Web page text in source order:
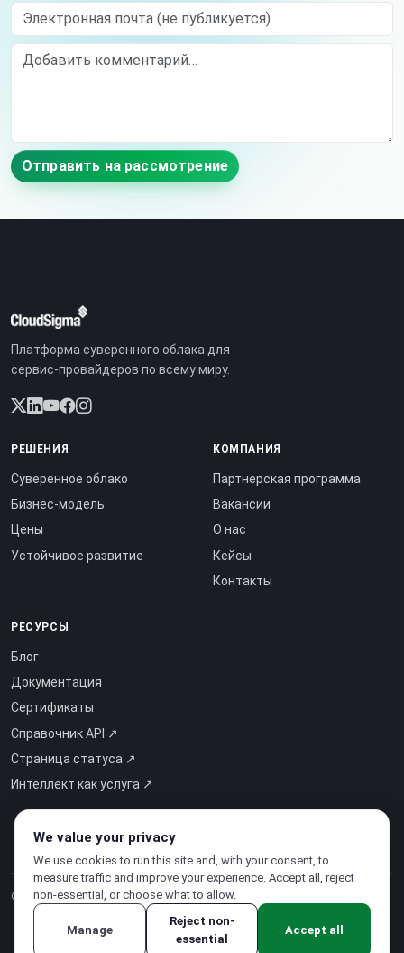
Электронная почта (не публикуется)
Comment
Отправить на рассмотрение
Платформа суверенного облака для
сервис-провайдеров по всему миру.
РЕШЕНИЯ
Суверенное облако
Бизнес-модель
Цены
Устойчивое развитие
КОМПАНИЯ
Партнерская программа
Вакансии
О нас
Кейсы
Контакты
РЕСУРСЫ
Блог
Документация
Сертификаты
Справочник API ↗
Страница статуса ↗
Интеллект как услуга ↗
© 2026 CloudSigma Holding AG.Все права защищены
Политика конфиденциальности·Условия использования
We value your privacy
We use cookies to run this site and, with your consent, to
measure traffic and improve your experience. Accept all, reject
non-essential, or choose what to allow.
Manage
Reject non-
essential
Accept all